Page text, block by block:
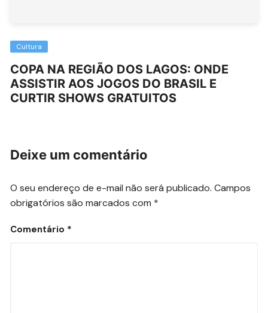
Cultura
COPA NA REGIÃO DOS LAGOS: ONDE
ASSISTIR AOS JOGOS DO BRASIL E
CURTIR SHOWS GRATUITOS
Deixe um comentário
O seu endereço de e-mail não será publicado. Campos
obrigatórios são marcados com *
Comentário *